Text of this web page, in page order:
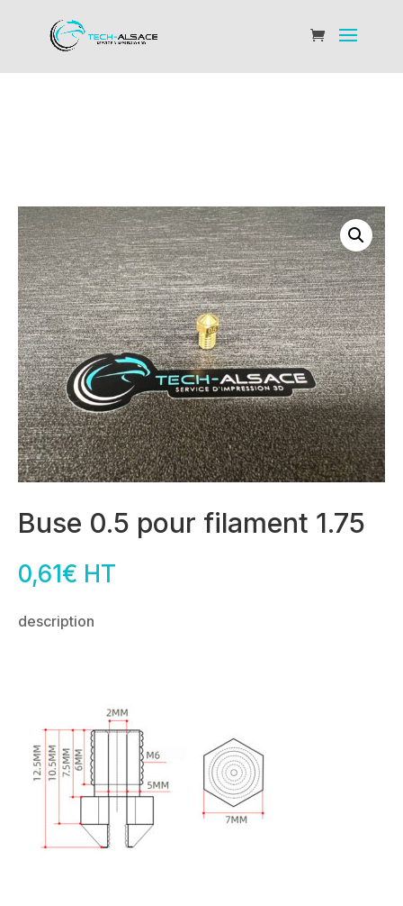
Buse 0.5 pour filament 1.75
0,61€ HT
description